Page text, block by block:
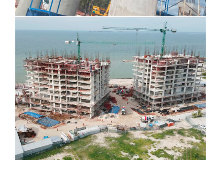
Yucaltepéc, Quintana Roo